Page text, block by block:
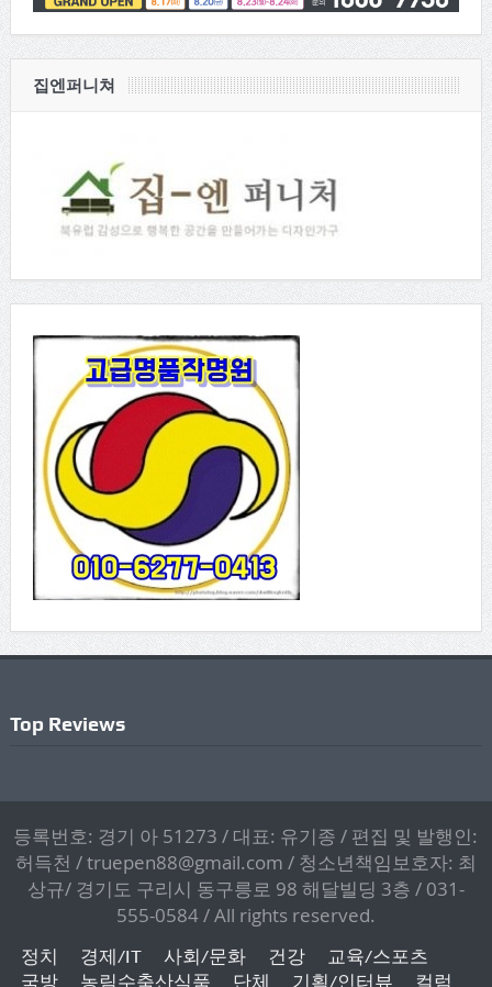
집엔퍼니쳐
Top Reviews
등록번호: 경기 아 51273 / 대표: 유기종 / 편집 및 발행인:
허득천 / truepen88@gmail.com / 청소년책임보호자: 최
상규/ 경기도 구리시 동구릉로 98 해달빌딩 3층 / 031-
555-0584 / All rights reserved.
정치 경제/IT 사회/문화 건강
교육/스포츠
국방
농림수축산식품 단체 기획/인터뷰 컬럼